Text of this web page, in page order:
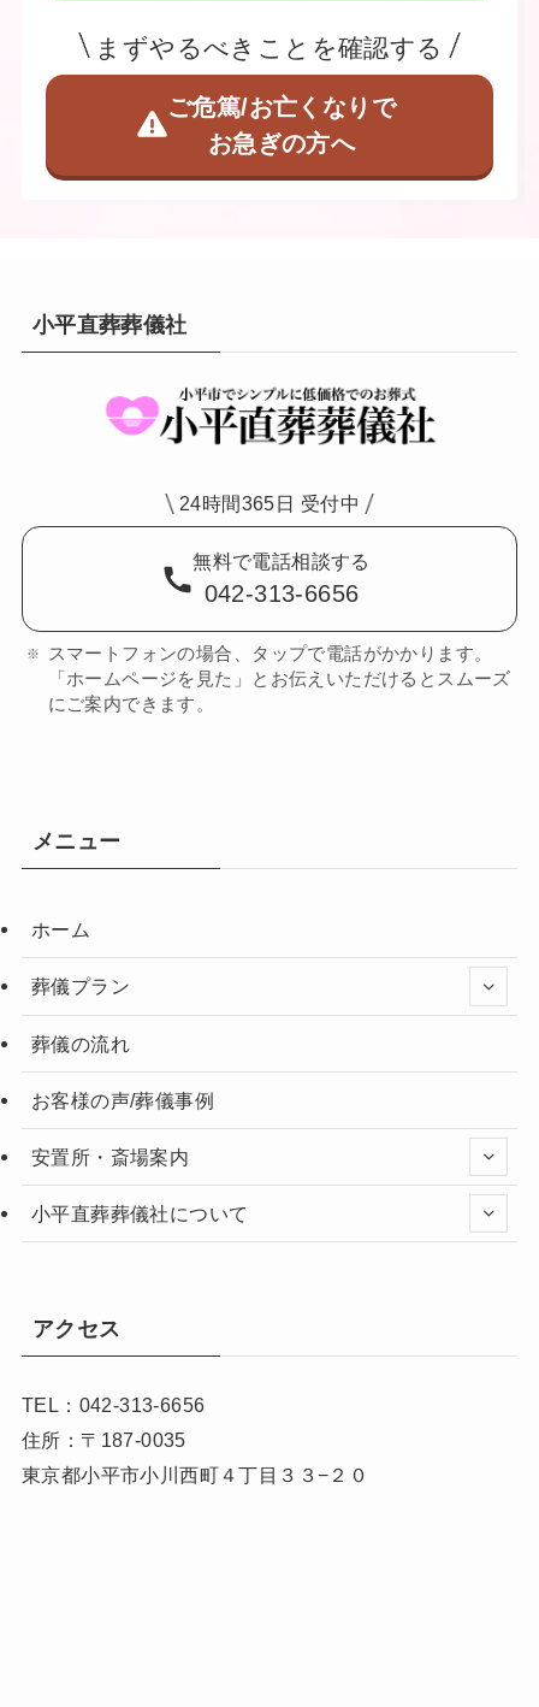
まずやるべきことを確認する
ご危篤/お亡くなりで
お急ぎの方へ
小平直葬葬儀社
24時間365日 受付中
無料で電話相談する
042-313-6656
スマートフォンの場合、タップで電話がかかります。
「ホームページを見た」とお伝えいただけるとスムーズ
にご案内できます。
メニュー
ホーム
葬儀プラン
葬儀の流れ
お客様の声/葬儀事例
安置所・斎場案内
小平直葬葬儀社について
アクセス
TEL：042-313-6656
住所：〒187-0035
東京都小平市小川西町４丁目３３−２０